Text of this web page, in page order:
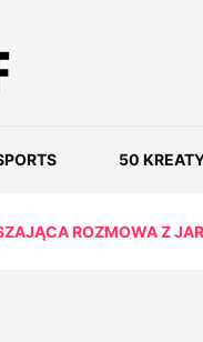
50
ROZMOWA Z